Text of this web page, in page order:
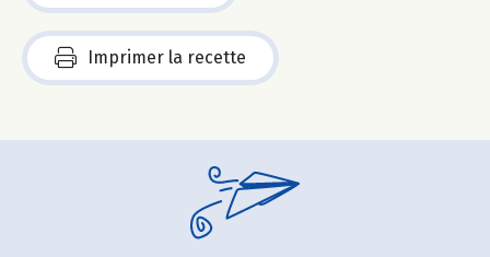
Imprimer la recette